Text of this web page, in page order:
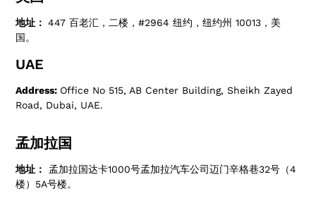
地址：447 百老汇，二楼，#2964 纽约，纽约州 10013，美
国。
UAE
Address: Office No 515, AB Center Building, Sheikh Zayed
Road, Dubai, UAE.
孟加拉国
地址：
孟加拉国达卡1000号孟加拉汽车公司迈门辛格巷32号（4
楼）5A号楼。